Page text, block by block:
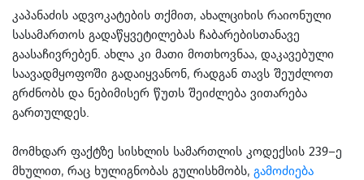
კაპანაძის ადვოკატების თქმით, ახალციხის რაიონული
სასამართოს გადაწყვეტილებას ჩაბარებისთანავე
გაასაჩივრებენ. ახლა კი მათი მოთხოვნაა, დაკავებული
საავადმყოფოში გადაიყვანონ, რადგან თავს შეუძლოთ
გრძნობს და ნებიმისერ წუთს შეიძლება ვითარება
გართულდეს.
მომხდარ ფაქტზე სისხლის სამართლის კოდექსის 239–ე
მხულით, რაც ხულიგნობას გულისხმობს, გამოძიება